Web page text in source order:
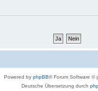
Powered by phpBB® Forum Software ©
Deutsche Übersetzung durch